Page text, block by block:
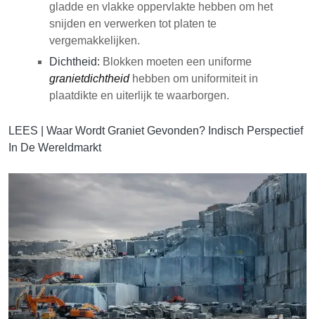
gladde en vlakke oppervlakte hebben om het
snijden en verwerken tot platen te
vergemakkelijken.
Dichtheid: Blokken moeten een uniforme
granietdichtheid hebben om uniformiteit in
plaatdikte en uiterlijk te waarborgen.
LEES | Waar Wordt Graniet Gevonden? Indisch Perspectief
In De Wereldmarkt